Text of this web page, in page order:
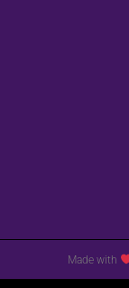
Made with